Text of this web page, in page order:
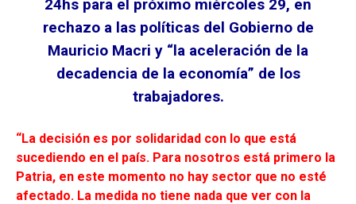
24hs para el próximo miércoles 29, en
rechazo a las políticas del Gobierno de
Mauricio Macri y “la aceleración de la
decadencia de la economía” de los
trabajadores.
“La decisión es por solidaridad con lo que está
sucediendo en el país. Para nosotros está primero la
Patria, en este momento no hay sector que no esté
afectado. La medida no tiene nada que ver con la